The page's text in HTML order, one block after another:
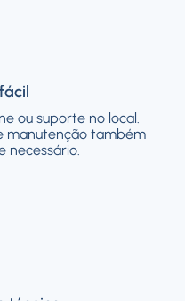
ou suporte no local.
manutenção também
necessário.
ou suporte no
operação e
disponível, se